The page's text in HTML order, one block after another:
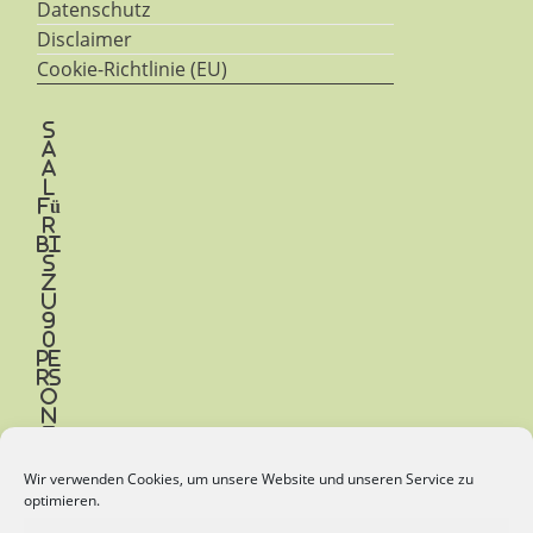
Wir verwenden Cookies, um unsere Website und unseren Service zu
optimieren.
Datenschutz
Disclaimer
Cookie-Richtlinie (EU)
S
a
a
l
fü
r
bi
s
z
u
9
0
Pe
rs
o
n
e
Be
t